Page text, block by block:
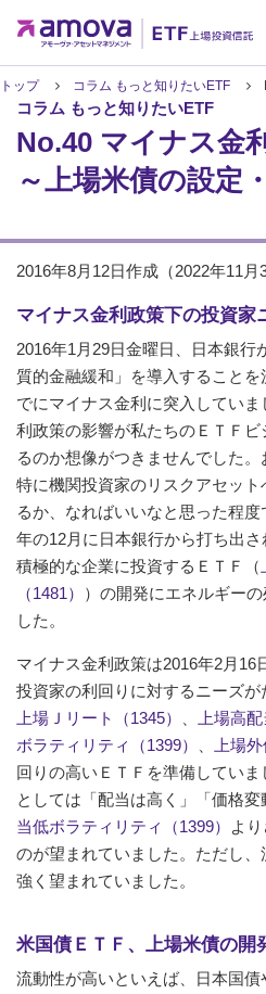
ETFトップ
トップ コラム もっと知りたいETF
コラム もっと知りたいETF
No.40 マイナス金
～上場米債の設定
2016年8月12日作成（2022年11月
マイナス金利政策下の投資家
2016年1月29日金曜日、日本銀行
質的金融緩和」を導入すること
でにマイナス金利に突入してい
利政策の影響が私たちのＥＴＦビ
るのか想像がつきませんでした。
特に機関投資家のリスクアセッ
るか、なればいいなと思った程
年の12月に日本銀行から打ち出
積極的な企業に投資するＥＴＦ（
（1481）
）の開発にエネルギー
した。
マイナス金利政策は2016年2月16
投資家の利回りに対するニーズが
上場Ｊリート（1345）
上場高
ボラティリティ（1399）
上場
回りの高いＥＴＦを準備してい
としては「配当は高く」「価格変
当低ボラティリティ（1399）
よ
のが望まれていました。ただし
強く望まれていました。
米国債ＥＴＦ、上場米債の開
流動性が高いといえば、日本国